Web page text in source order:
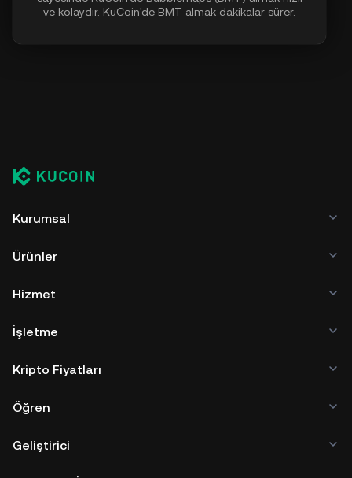
ve kolaydır. KuCoin'de BMT almak dakikalar sürer.
Kurumsal
Ürünler
Hizmet
İşletme
Kripto Fiyatları
Öğren
Geliştirici